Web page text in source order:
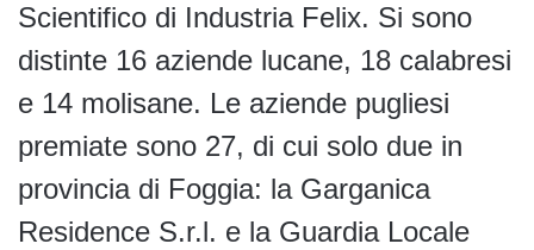
Scientifico di Industria Felix. Si sono
distinte 16 aziende lucane, 18 calabresi
e 14 molisane. Le aziende pugliesi
premiate sono 27, di cui solo due in
provincia di Foggia: la Garganica
Residence S.r.l. e la Guardia Locale